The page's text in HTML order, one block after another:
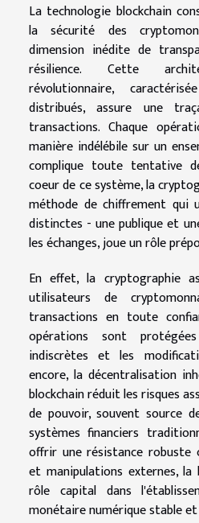
La technologie blockchain
la sécurité des
dimension inédite de
résilience. Cette
révolutionnaire,
distribués, assure une
transactions. Chaque
manière indélébile sur un
complique toute tentative
coeur de ce système, la
méthode de chiffrement qui
distinctes - une publique et
les échanges, joue un rôle
En effet, la cryptographie
utilisateurs de
transactions en toute
opérations sont
indiscrètes et les
encore, la décentralisation
blockchain réduit les risques
de pouvoir, souvent source
systèmes financiers
offrir une résistance robuste
et manipulations externes, la
rôle capital dans
monétaire numérique stable et